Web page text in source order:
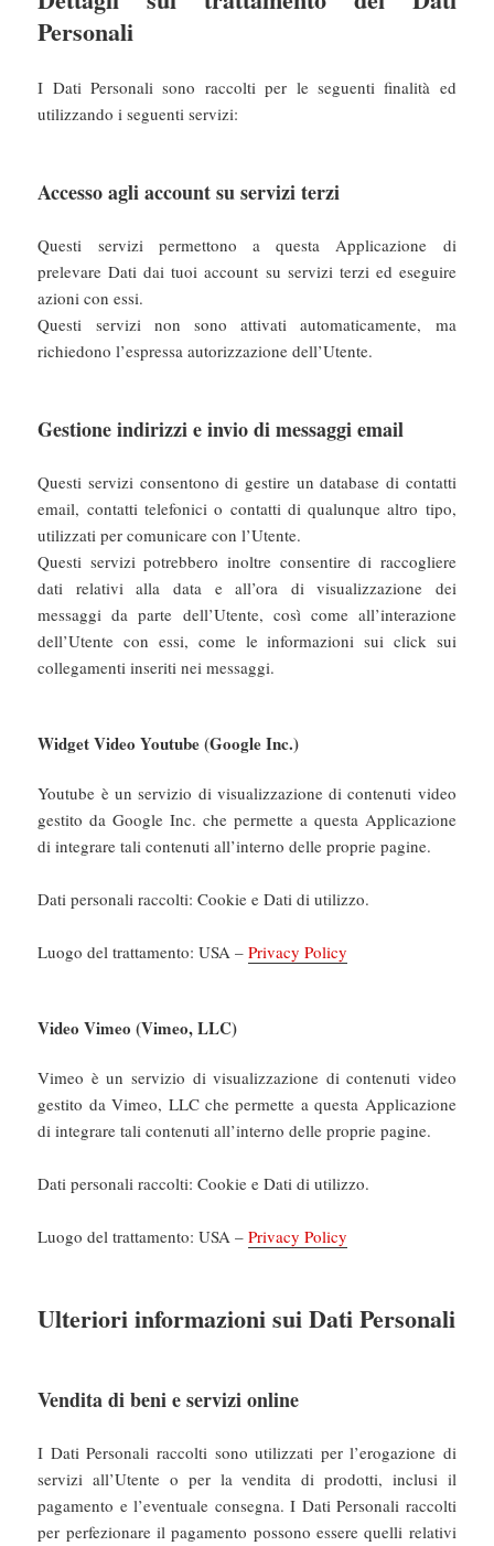
Personali
I Dati Personali sono raccolti per le seguenti finalità ed
utilizzando i seguenti servizi:
Accesso agli account su servizi terzi
Questi servizi permettono a questa Applicazione di
prelevare Dati dai tuoi account su servizi terzi ed eseguire
azioni con essi.
Questi servizi non sono attivati automaticamente, ma
richiedono l’espressa autorizzazione dell’Utente.
Gestione indirizzi e invio di messaggi email
Questi servizi consentono di gestire un database di contatti
email, contatti telefonici o contatti di qualunque altro tipo,
utilizzati per comunicare con l’Utente.
Questi servizi potrebbero inoltre consentire di raccogliere
dati relativi alla data e all’ora di visualizzazione dei
messaggi da parte dell’Utente, così come all’interazione
dell’Utente con essi, come le informazioni sui click sui
collegamenti inseriti nei messaggi.
Widget Video Youtube (Google Inc.)
Youtube è un servizio di visualizzazione di contenuti video
gestito da Google Inc. che permette a questa Applicazione
di integrare tali contenuti all’interno delle proprie pagine.
Dati personali raccolti: Cookie e Dati di utilizzo.
Luogo del trattamento: USA –Privacy Policy
Video Vimeo (Vimeo, LLC)
Vimeo è un servizio di visualizzazione di contenuti video
gestito da Vimeo, LLC che permette a questa Applicazione
di integrare tali contenuti all’interno delle proprie pagine.
Dati personali raccolti: Cookie e Dati di utilizzo.
Luogo del trattamento: USA –Privacy Policy
Ulteriori informazioni sui Dati Personali
Vendita di beni e servizi online
I Dati Personali raccolti sono utilizzati per l’erogazione di
servizi all’Utente o per la vendita di prodotti, inclusi il
pagamento e l’eventuale consegna. I Dati Personali raccolti
per perfezionare il pagamento possono essere quelli relativi